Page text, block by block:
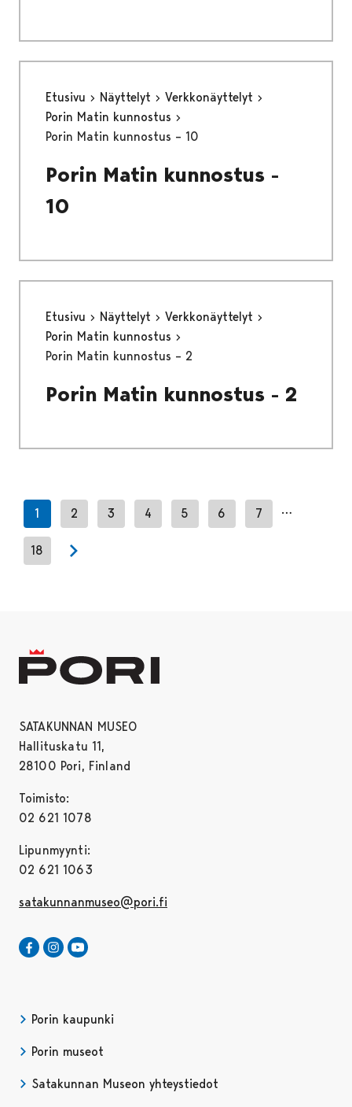
Etusivu Näyttelyt
Verkkonäyttelyt
Porin Matin kunnostus
Porin Matin kunnostus – 10
Porin Matin kunnostus -
10
Etusivu Näyttelyt
Verkkonäyttelyt
Porin Matin kunnostus
Porin Matin kunnostus – 2
Porin Matin kunnostus - 2
1 2 3 4 5 6 7 …
18
SATAKUNNAN MUSEO
Hallituskatu 11,
28100 Pori, Finland
Toimisto:
02 621 1078
Lipunmyynti:
02 621 1063
satakunnanmuseo@pori.fi
Satakunnan Museo Facebookissa
Avautuu uudessa välilehdessä
Satakunnan Museo Instagrammissa
Avautuu uudessa välilehdessä
Porin kaupunki
Porin museot
Satakunnan Museon yhteystiedot